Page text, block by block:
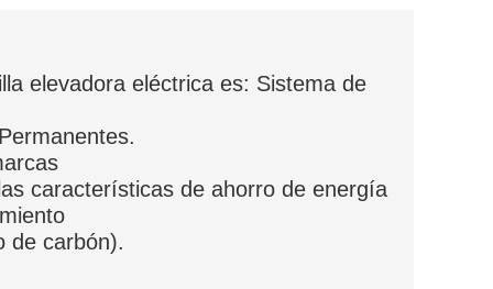
elevadora eléctrica es: Sistema de
características de ahorro de energía
de carbón).